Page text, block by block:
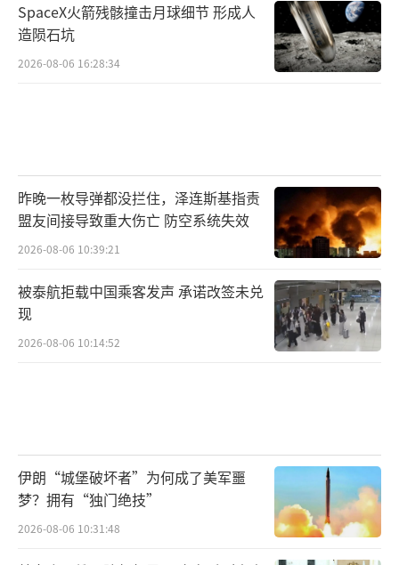
SpaceX火箭残骸撞击月球细节 形成人
造陨石坑
2026-08-06 16:28:34
昨晚一枚导弹都没拦住，泽连斯基指责
盟友间接导致重大伤亡 防空系统失效
2026-08-06 10:39:21
被泰航拒载中国乘客发声 承诺改签未兑
现
2026-08-06 10:14:52
伊朗“城堡破坏者”为何成了美军噩
梦？拥有“独门绝技”
2026-08-06 10:31:48